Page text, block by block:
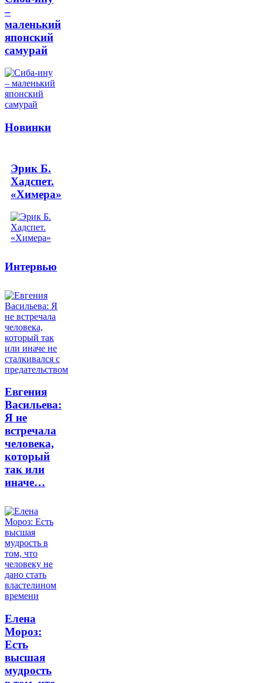
–
маленький
японский
самурай
Новинки
Эрик Б.
Хадспет.
«Химера»
Интервью
Евгения
Васильева:
Я не
встречала
человека,
который
так или
иначе…
Елена
Мороз:
Есть
высшая
мудрость